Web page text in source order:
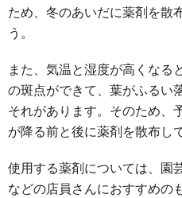
ため、冬のあいだに薬剤を散
う。
また、気温と湿度が高くなる
の斑点ができて、葉がふるい
それがあります。そのため、
が降る前と後に薬剤を散布し
使用する薬剤については、園
などの店員さんにおすすめの